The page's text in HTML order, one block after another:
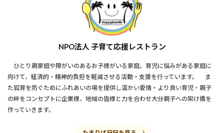
NPO法人 子育て応援レストラン
ひとり親家庭や障がいのあるお子様がいる家庭、育児に悩みがある家庭に
向けて、経済的・精神的負担を軽減させる活動・支援を行っています。 ま
た狐育を防ぐためにふれあいの場を提供し温かい愛情・より良い育児・親子
の絆をコンセプトに企業様、地域の皆様と力を合わせ大分親子への架け橋を
作っていきます。